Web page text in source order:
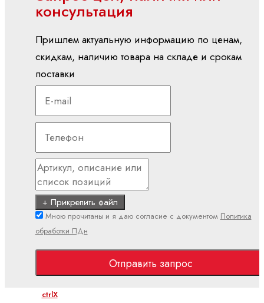
поршневые
насосы
Героторные
насосы
внешним
зацеплением
Электрогидравлические
Электроприводы и системы управления
ctrlX
консультация
Пришлем актуальную информацию по ценам,
скидкам, наличию товара на складе и срокам
поставки
+ Прикрепить файл
Мною прочитаны и я даю согласие с документом Политика
обработки ПДн
Отправить запрос